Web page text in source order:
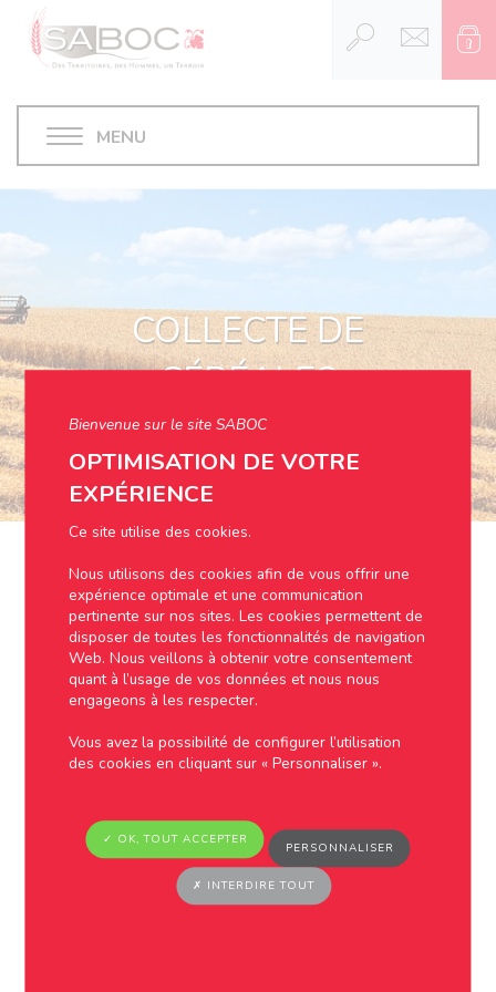
MENU
COLLECTE DE
CÉRÉALES
SABOC AU SERVICE DES
AGRICULTEURS CÉRÉALIERS,
ÉLEVEURS, VITICULTEURS ET
ARBORICULTEURS
sur la commune de Rouziers-de-Touraine à 15
km au nord de Tours. SABOC propose ses
L’étendue du territoire de SABOC comprend les
départements d’Indre-et-Loire, du Loir-et-Cher,
de la Sarthe, de l’Eure-et-Loir et plus
globalement les zones au nord de la Maine et
Bienvenue sur le site SABOC
OPTIMISATION DE VOTRE
EXPÉRIENCE
Ce site utilise des cookies.
Nous utilisons des cookies afin de vous offrir une
expérience optimale et une communication
pertinente sur nos sites. Les cookies permettent de
disposer de toutes les fonctionnalités de navigation
Web. Nous veillons à obtenir votre consentement
quant à l’usage de vos données et nous nous
engageons à les respecter.
Vous avez la possibilité de configurer l’utilisation
des cookies en cliquant sur « Personnaliser ».
✓ OK, TOUT ACCEPTER
PERSONNALISER
✗ INTERDIRE TOUT